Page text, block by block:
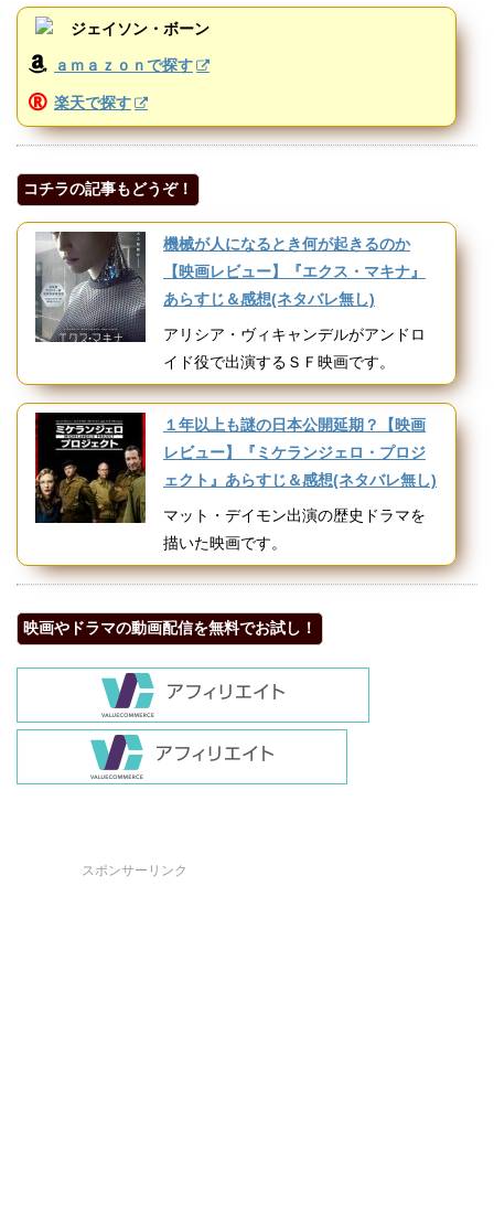
ジェイソン・ボーン
ａｍａｚｏｎで探す
楽天で探す
コチラの記事もどうぞ！
機械が人になるとき何が起きるのか
【映画レビュー】『エクス・マキナ』
あらすじ＆感想(ネタバレ無し)
アリシア・ヴィキャンデルがアンドロ
イド役で出演するＳＦ映画です。
１年以上も謎の日本公開延期？【映画
レビュー】『ミケランジェロ・プロジ
ェクト』あらすじ＆感想(ネタバレ無し)
マット・デイモン出演の歴史ドラマを
描いた映画です。
映画やドラマの動画配信を無料でお試し！
スポンサーリンク